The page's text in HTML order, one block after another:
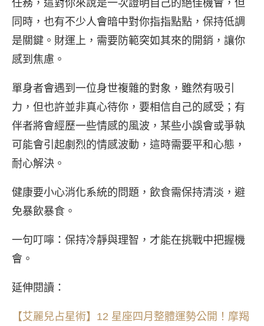
任務，這對你來說是一次證明自己的絕佳機會，但
同時，也有不少人會暗中對你指指點點，保持低調
是關鍵。財運上，需要防範突如其來的開銷，讓你
感到焦慮。
單身者會遇到一位身世複雜的對象，雖然有吸引
力，但也許並非真心待你，要相信自己的感受；有
伴者將會經歷一些情感的風波，某些小誤會或爭執
可能會引起劇烈的情感波動，這時需要平和心態，
耐心解決。
健康要小心消化系統的問題，飲食需保持清淡，避
免暴飲暴食。
一句叮嚀：保持冷靜與理智，才能在挑戰中把握機
會。
延伸閱讀：
【艾麗兒占星術】12 星座四月整體運勢公開！摩羯